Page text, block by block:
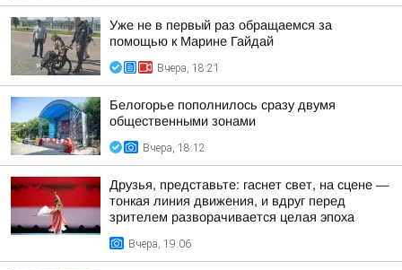
Уже не в первый раз обращаемся за
помощью к Марине Гайдай
Вчера, 18:21
Белогорье пополнилось сразу двумя
общественными зонами
Вчера, 18:12
Друзья, представьте: гаснет свет, на сцене —
тонкая линия движения, и вдруг перед
зрителем разворачивается целая эпоха
Вчера, 19:06